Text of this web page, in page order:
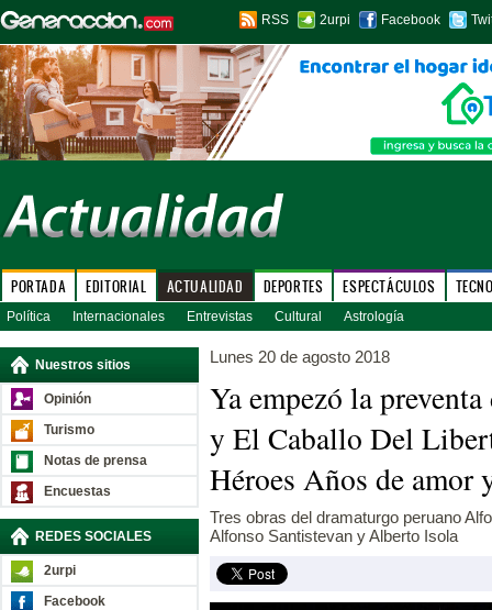
RSS 2urpi Facebook
PORTADA EDITORIAL ACTUALIDAD DEPORTES ESPECTÁCULOS
Política Internacionales Entrevistas Cultural Astrología
Nuestros sitios
Opinión
Turismo
Notas de prensa
Encuestas
REDES SOCIALES
2urpi
Facebook
Lunes 20 de agosto 2018
Ya empezó la
y El Caballo Del
Héroes Años de amor
Tres obras del dramaturgo peruano
Alfonso Santistevan y Alberto Isola